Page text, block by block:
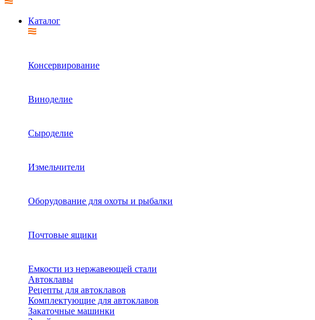
Каталог
Консервирование
Виноделие
Сыроделие
Измельчители
Оборудование для охоты и рыбалки
Почтовые ящики
Емкости из нержавеющей стали
Автоклавы
Рецепты для автоклавов
Комплектующие для автоклавов
Закаточные машинки